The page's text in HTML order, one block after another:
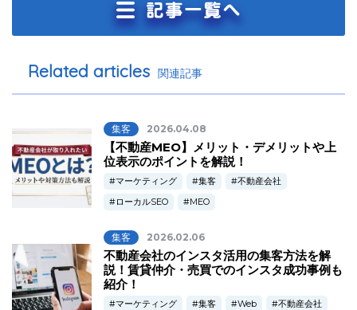
Related articles 関連記事
集客 2026.04.08
【不動産MEO】メリット・デメリットや上
位表示のポイントを解説！
マーケティング 集客
不動産会社
ローカルSEO
MEO
集客 2026.02.06
不動産会社のインスタ活用の集客方法を解
説！賃貸仲介・売買でのインスタ成功事例も
紹介！
マーケティング 集客 Web
不動産会社